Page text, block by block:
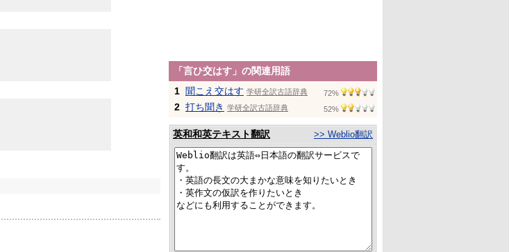
「言ひ交はす」の関連用語
1 聞こえ交はす 学研全訳古語辞典 72%
2 打ち聞き 学研全訳古語辞典 52%
英和和英テキスト翻訳 >> Weblio翻訳